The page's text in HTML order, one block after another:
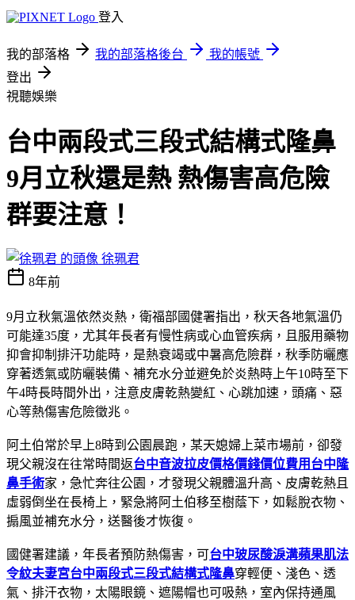
登入
我的部落格 我的部落格後台
我的帳號
登出
視聽娛樂
台中兩段式三段式結構式隆鼻
9月立秋還是熱 熱傷害高危險
群要注意！
徐珮君
8年前
9月立秋氣溫依然炎熱，衛福部國健署指出，秋天各地氣溫仍
可能達35度，尤其年長者有慢性病或心血管疾病，且服用藥物
抑會抑制排汗功能時，是熱衰竭或中暑高危險群，秋季防曬應
穿著透氣或防曬裝備、補充水分並避免於炎熱時上午10時至下
午4時長時間外出，注意皮膚乾熱變紅、心跳加速，頭痛、惡
心等熱傷害危險徵兆。
阿土伯常於早上8時到公園晨跑，某天媳婦上菜市場前，卻發
現父親沒在往常時間返台中音波拉皮價格價錢價位費用 台中隆
鼻手術家，急忙奔往公園，才發現父親體溫升高、皮膚乾熱且
虛弱倒坐在長椅上，緊急將阿土伯移至樹蔭下，如鬆脫衣物、
搧風並補充水分，送醫後才恢復。
國健署建議，年長者預防熱傷害，可台中玻尿酸淚溝蘋果肌法
令紋夫妻宮台中兩段式三段式結構式隆鼻穿輕便、淺色、透
氣、排汗衣物，太陽眼鏡、遮陽帽也可吸熱，室內保持通風